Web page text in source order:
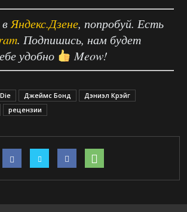
вЯндекс.Дзене, попробуй. Есть
. Подпишись, нам будет
удобно
Meow!
Джеймс Бонд
Дэниэл Крэйг
рецензии